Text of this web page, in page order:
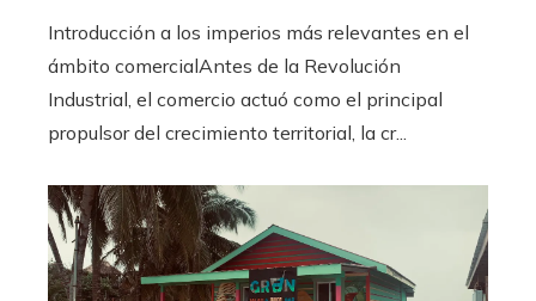
Introducción a los imperios más relevantes en el
ámbito comercialAntes de la Revolución
Industrial, el comercio actuó como el principal
propulsor del crecimiento territorial, la cr...